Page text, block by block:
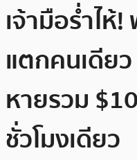
เจ้ามือร่ำไห้
แตกคนเดีย
หายรวม
ชั่วโมงเดียว